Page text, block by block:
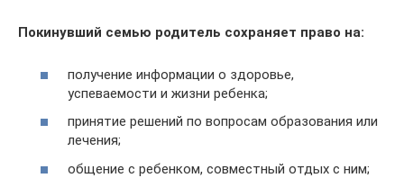
Покинувший семью родитель сохраняет право на:
получение информации о здоровье,
успеваемости и жизни ребенка;
принятие решений по вопросам образования или
лечения;
общение с ребенком, совместный отдых с ним;